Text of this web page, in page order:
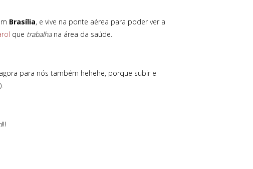
Brasília, e vive na ponte aérea para poder ver a
que trabalhana área da saúde.
para nós também hehehe, porque subir e
!!!